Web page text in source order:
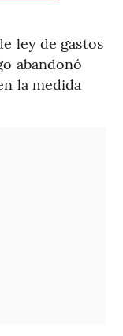
ley de gastos
abandonó
la medida